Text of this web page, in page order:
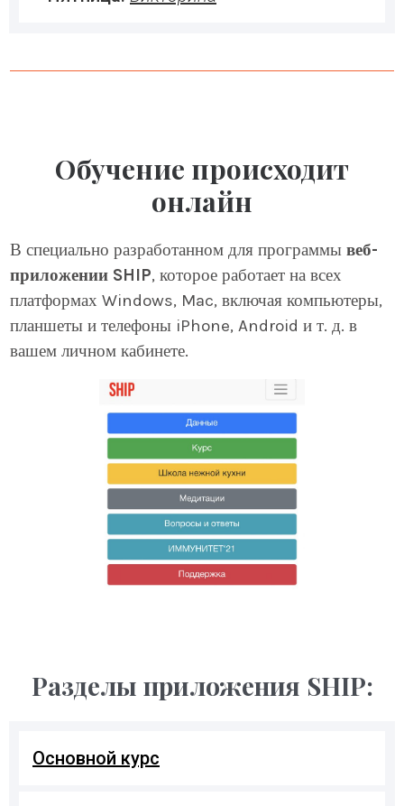
Обучение происходит
онлайн
В специально разработанном для программы веб-
приложении SHIP, которое работает на всех
платформах Windows, Mac, включая компьютеры,
планшеты и телефоны iPhone, Android и т. д. в
вашем личном кабинете.
Разделы приложения SHIP:
Основной курс